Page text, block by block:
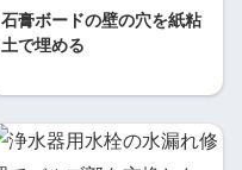
石膏ボードの壁の穴を紙粘
土で埋める